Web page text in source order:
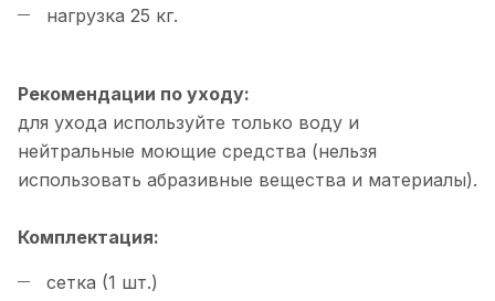
нагрузка 25 кг.
Рекомендации по уходу:
для ухода используйте только воду и
нейтральные моющие средства (нельзя
использовать абразивные вещества и материалы).
Комплектация:
сетка (1 шт.)